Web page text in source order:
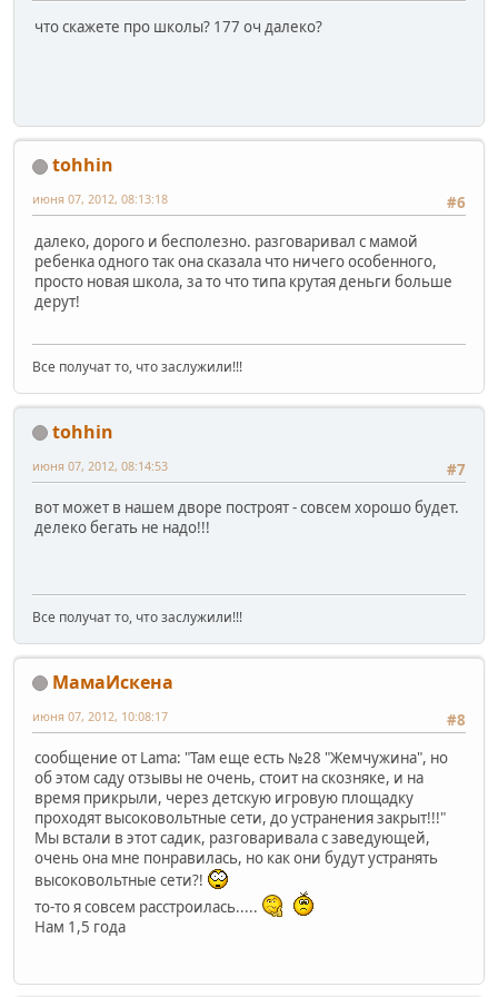
что скажете про школы? 177 оч далеко?
tohhin
#6
июня 07, 2012, 08:13:18
далеко, дорого и бесполезно. разговаривал с мамой
ребенка одного так она сказала что ничего особенного,
просто новая школа, за то что типа крутая деньги больше
дерут!
Все получат то, что заслужили!!!
tohhin
#7
июня 07, 2012, 08:14:53
вот может в нашем дворе построят - совсем хорошо будет.
делеко бегать не надо!!!
Все получат то, что заслужили!!!
МамаИскена
#8
июня 07, 2012, 10:08:17
сообщение от Lama: "Там еще есть №28 "Жемчужина", но
об этом саду отзывы не очень, стоит на скозняке, и на
время прикрыли, через детскую игровую площадку
проходят высоковольтные сети, до устранения закрыт!!!"
Мы встали в этот садик, разговаривала с заведующей,
очень она мне понравилась, но как они будут устранять
высоковольтные сети?!
то-то я совсем расстроилась.....
Нам 1,5 года